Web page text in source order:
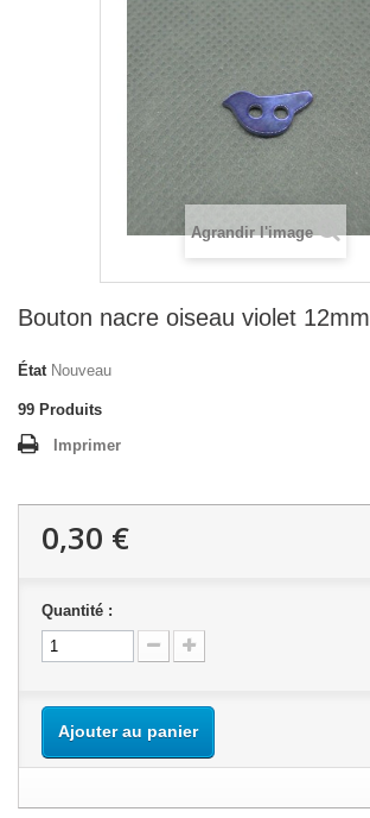
Agrandir l'image
Bouton nacre oiseau violet 12mm
État Nouveau
99 Produits
Imprimer
0,30 €
Quantité :
Ajouter au panier